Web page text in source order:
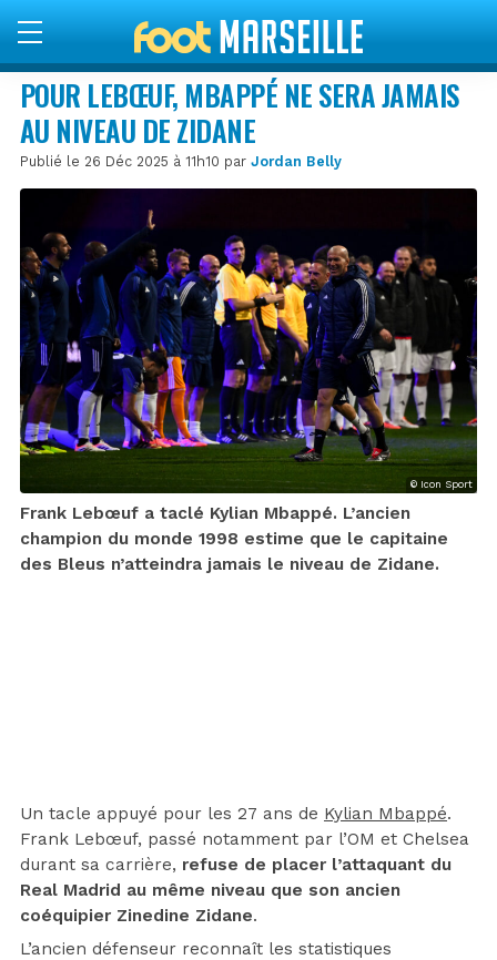
POUR LEBŒUF, MBAPPÉ NE SERA JAMAIS
AU NIVEAU DE ZIDANE
Publié le 26 Déc 2025 à 11h10 par Jordan Belly
© Icon Sport
Frank Lebœuf a taclé Kylian Mbappé. L’ancien
champion du monde 1998 estime que le capitaine
des Bleus n’atteindra jamais le niveau de Zidane.
Un tacle appuyé pour les 27 ans de Kylian Mbappé.
Frank Lebœuf, passé notamment par l’OM et Chelsea
durant sa carrière, refuse de placer l’attaquant du
Real Madrid au même niveau que son ancien
coéquipier Zinedine Zidane.
L’ancien défenseur reconnaît les statistiques